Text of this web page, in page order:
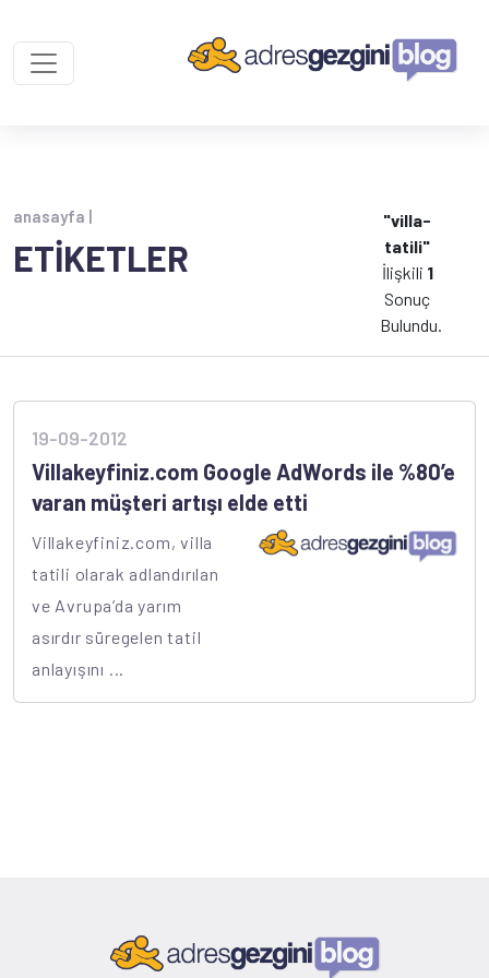
anasayfa |
ETİKETLER
"villa-
tatili"
İlişkili 1
Sonuç
Bulundu.
19-09-2012
Villakeyfiniz.com Google AdWords ile %80’e
varan müşteri artışı elde etti
Villakeyfiniz.com, villa
tatili olarak adlandırılan
ve Avrupa’da yarım
asırdır süregelen tatil
anlayışını ...